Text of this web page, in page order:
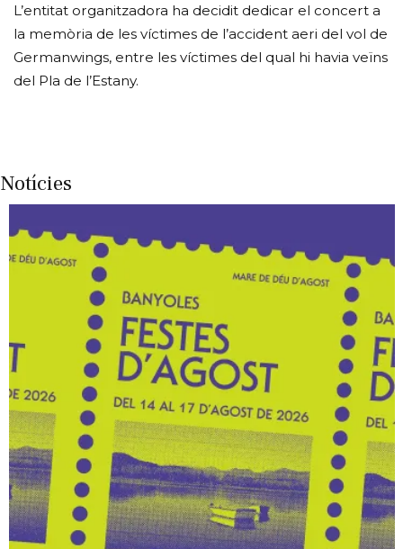
L’entitat organitzadora ha decidit dedicar el concert a
la memòria de les víctimes de l’accident aeri del vol de
Germanwings, entre les víctimes del qual hi havia veïns
del Pla de l’Estany.
Notícies